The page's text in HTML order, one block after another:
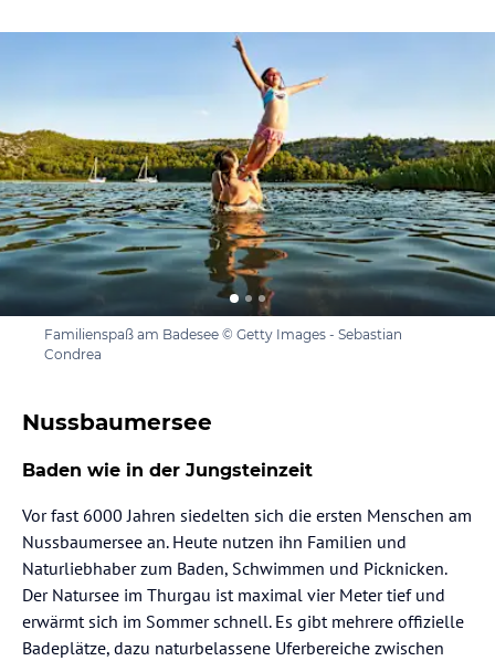
Familienspaß am Badesee © Getty Images - Sebastian
Condrea
Nussbaumersee
Baden wie in der Jungsteinzeit
Vor fast 6000 Jahren siedelten sich die ersten Menschen am
Nussbaumersee an. Heute nutzen ihn Familien und
Naturliebhaber zum Baden, Schwimmen und Picknicken.
Der Natursee im Thurgau ist maximal vier Meter tief und
erwärmt sich im Sommer schnell. Es gibt mehrere offizielle
Badeplätze, dazu naturbelassene Uferbereiche zwischen